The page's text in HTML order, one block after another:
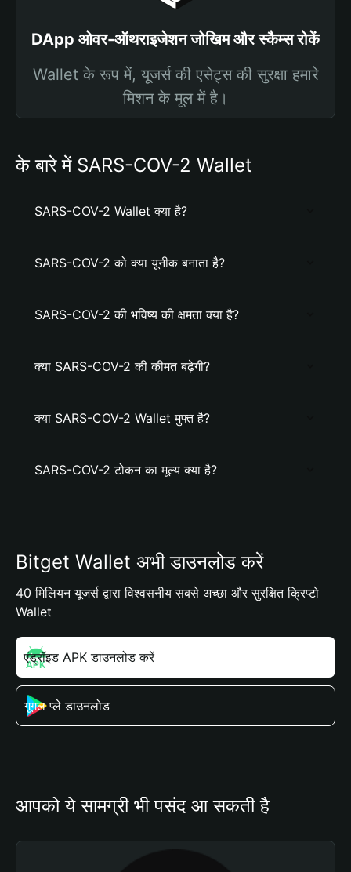
DApp ओवर-ऑथराइजेशन जोखिम और स्कैम्स रोकें
Wallet के रूप में, यूजर्स की एसेट्स की सुरक्षा हमारे
मिशन के मूल में है।
के बारे में SARS-COV-2 Wallet
SARS-COV-2 Wallet क्या है?
SARS-COV-2 को क्या यूनीक बनाता है?
SARS-COV-2 की भविष्य की क्षमता क्या है?
क्या SARS-COV-2 की कीमत बढ़ेगी?
क्या SARS-COV-2 Wallet मुफ्त है?
SARS-COV-2 टोकन का मूल्य क्या है?
Bitget Wallet अभी डाउनलोड करें
40 मिलियन यूजर्स द्वारा विश्वसनीय सबसे अच्छा और सुरक्षित क्रिप्टो
Wallet
एंड्रॉइड APK डाउनलोड करें
गूगल प्ले डाउनलोड
आपको ये सामग्री भी पसंद आ सकती है